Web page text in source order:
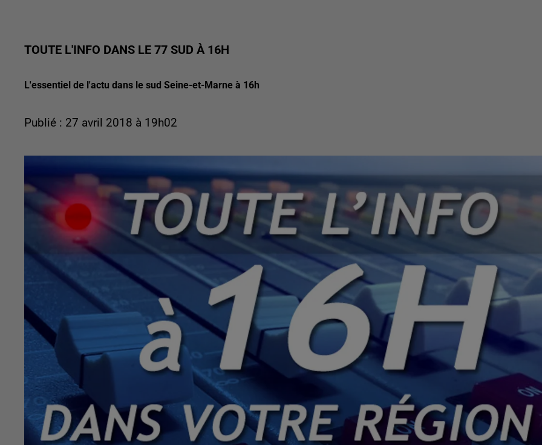
TOUTE L'INFO DANS LE 77 SUD À 16H
L'essentiel de l'actu dans le sud Seine-et-Marne à 16h
Publié : 27 avril 2018 à 19h02